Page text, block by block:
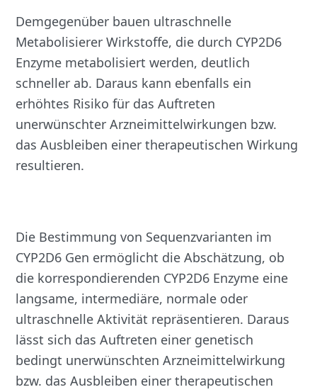
Demgegenüber bauen ultraschnelle
Metabolisierer Wirkstoffe, die durch CYP2D6
Enzyme metabolisiert werden, deutlich
schneller ab. Daraus kann ebenfalls ein
erhöhtes Risiko für das Auftreten
unerwünschter Arzneimittelwirkungen bzw.
das Ausbleiben einer therapeutischen Wirkung
resultieren.
Die Bestimmung von Sequenzvarianten im
CYP2D6 Gen ermöglicht die Abschätzung, ob
die korrespondierenden CYP2D6 Enzyme eine
langsame, intermediäre, normale oder
ultraschnelle Aktivität repräsentieren. Daraus
lässt sich das Auftreten einer genetisch
bedingt unerwünschten Arzneimittelwirkung
bzw. das Ausbleiben einer therapeutischen